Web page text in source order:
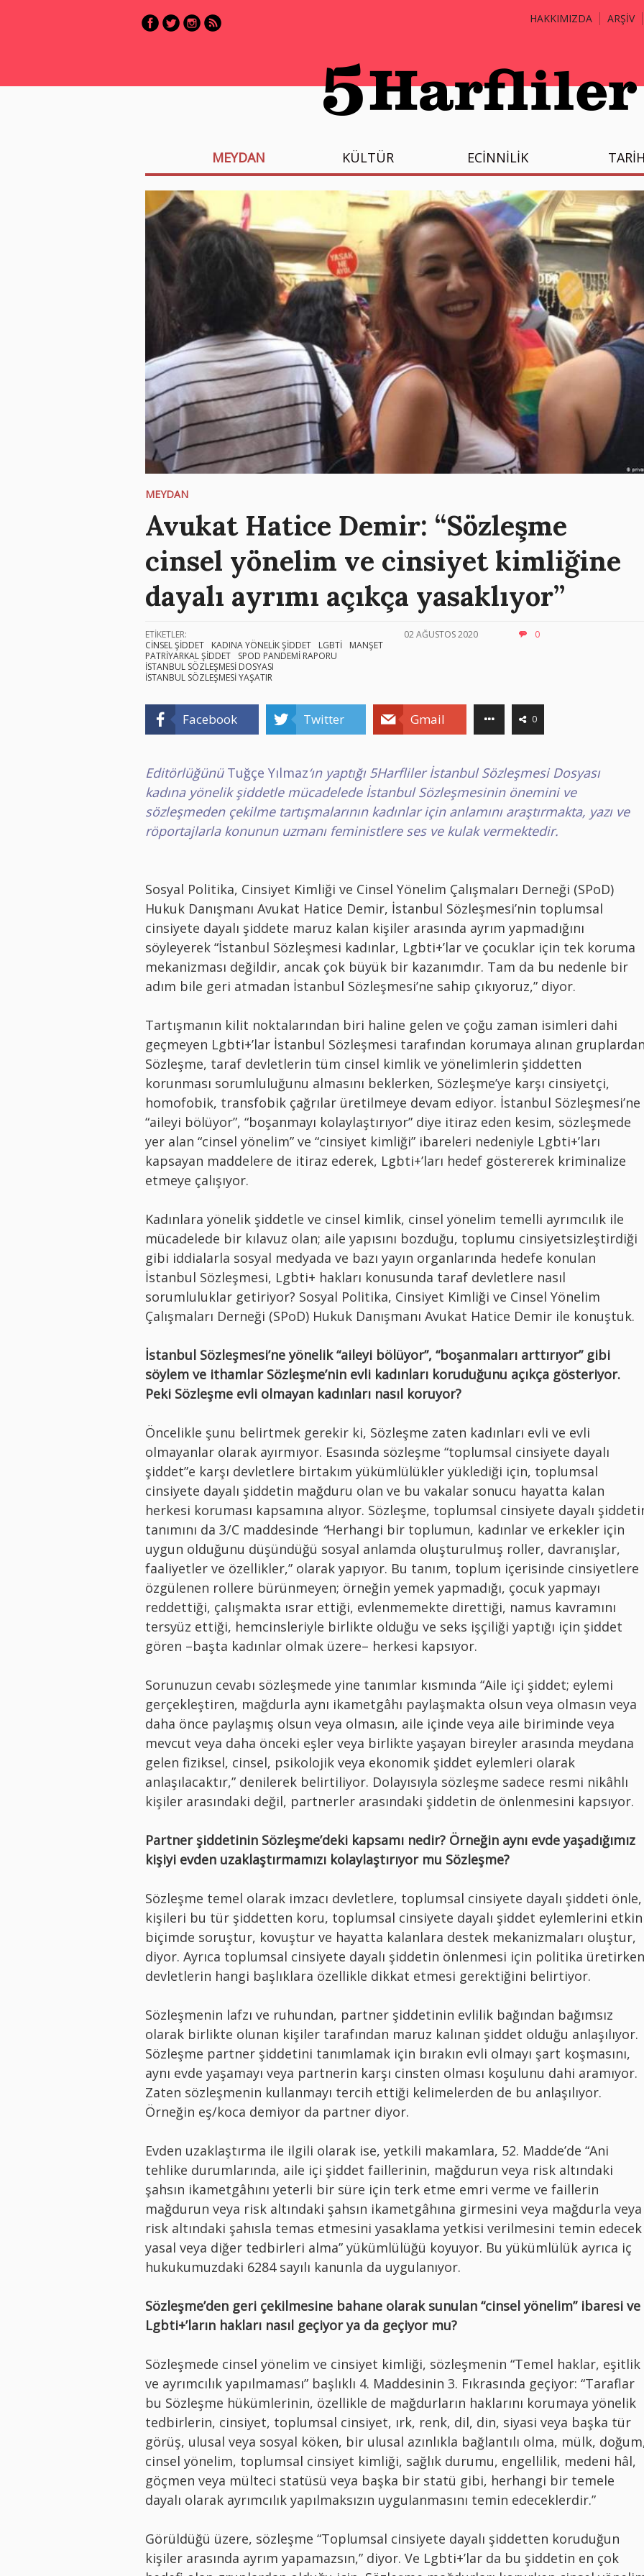
HAKKIMIZDA ARŞİV
MEYDAN KÜLTÜR ECİNNİLİK
MEYDAN
Avukat Hatice Demir: “Sözleşme
cinsel yönelim ve cinsiyet kimliğine
dayalı ayrımı açıkça yasaklıyor”
ETİKETLER:
CİNSEL ŞİDDET
KADINA YÖNELİK ŞİDDET LGBTİ
MANŞET
PATRİYARKAL ŞİDDET
SPOD PANDEMİ RAPORU
İSTANBUL SÖZLEŞMESİ DOSYASI
İSTANBUL SÖZLEŞMESİ YAŞATIR
02 AĞUSTOS 2020 0
Facebook Twitter Gmail 0
Editörlüğünü Tuğçe Yılmaz‘ın yaptığı 5Harfliler İstanbul Sözleşmesi Dosyası
kadına yönelik şiddetle mücadelede İstanbul Sözleşmesinin önemini ve
sözleşmeden çekilme tartışmalarının kadınlar için anlamını araştırmakta, yazı ve
röportajlarla konunun uzmanı feministlere ses ve kulak vermektedir.
Sosyal Politika, Cinsiyet Kimliği ve Cinsel Yönelim Çalışmaları Derneği (SPoD)
Hukuk Danışmanı Avukat Hatice Demir, İstanbul Sözleşmesi’nin toplumsal
cinsiyete dayalı şiddete maruz kalan kişiler arasında ayrım yapmadığını
söyleyerek “İstanbul Sözleşmesi kadınlar, Lgbti+’lar ve çocuklar için tek koruma
mekanizması değildir, ancak çok büyük bir kazanımdır. Tam da bu nedenle bir
adım bile geri atmadan İstanbul Sözleşmesi’ne sahip çıkıyoruz,” diyor.
Tartışmanın kilit noktalarından biri haline gelen ve çoğu zaman isimleri dahi
geçmeyen Lgbti+’lar İstanbul Sözleşmesi tarafından korumaya alınan
Sözleşme, taraf devletlerin tüm cinsel kimlik ve yönelimlerin şiddetten
korunması sorumluluğunu almasını beklerken, Sözleşme’ye karşı cinsiyetçi,
homofobik, transfobik çağrılar üretilmeye devam ediyor. İstanbul Sözleşmesi’ne
“aileyi bölüyor”, “boşanmayı kolaylaştırıyor” diye itiraz eden kesim, sözleşmede
yer alan “cinsel yönelim” ve “cinsiyet kimliği” ibareleri nedeniyle Lgbti+’ları
kapsayan maddelere de itiraz ederek, Lgbti+’ları hedef göstererek kriminalize
etmeye çalışıyor.
Kadınlara yönelik şiddetle ve cinsel kimlik, cinsel yönelim temelli ayrımcılık ile
mücadelede bir kılavuz olan; aile yapısını bozduğu, toplumu cinsiyetsizleştirdiği
gibi iddialarla sosyal medyada ve bazı yayın organlarında hedefe konulan
İstanbul Sözleşmesi, Lgbti+ hakları konusunda taraf devletlere nasıl
sorumluluklar getiriyor? Sosyal Politika, Cinsiyet Kimliği ve Cinsel Yönelim
Çalışmaları Derneği (SPoD) Hukuk Danışmanı Avukat Hatice Demir ile konuştuk.
İstanbul Sözleşmesi’ne yönelik “aileyi bölüyor”, “boşanmaları arttırıyor” gibi
söylem ve ithamlar Sözleşme’nin evli kadınları koruduğunu açıkça gösteriyor.
Peki Sözleşme evli olmayan kadınları nasıl koruyor?
Öncelikle şunu belirtmek gerekir ki, Sözleşme zaten kadınları evli ve evli
olmayanlar olarak ayırmıyor. Esasında sözleşme “toplumsal cinsiyete dayalı
şiddet”e karşı devletlere birtakım yükümlülükler yüklediği için, toplumsal
cinsiyete dayalı şiddetin mağduru olan ve bu vakalar sonucu hayatta kalan
herkesi koruması kapsamına alıyor. Sözleşme, toplumsal cinsiyete dayalı
tanımını da 3/C maddesinde “Herhangi bir toplumun, kadınlar ve erkekler için
uygun olduğunu düşündüğü sosyal anlamda oluşturulmuş roller, davranışlar,
faaliyetler ve özellikler,” olarak yapıyor. Bu tanım, toplum içerisinde cinsiyetlere
özgülenen rollere bürünmeyen; örneğin yemek yapmadığı, çocuk yapmayı
reddettiği, çalışmakta ısrar ettiği, evlenmemekte direttiği, namus kavramını
tersyüz ettiği, hemcinsleriyle birlikte olduğu ve seks işçiliği yaptığı için şiddet
gören –başta kadınlar olmak üzere– herkesi kapsıyor.
Sorunuzun cevabı sözleşmede yine tanımlar kısmında “Aile içi şiddet; eylemi
gerçekleştiren, mağdurla aynı ikametgâhı paylaşmakta olsun veya olmasın veya
daha önce paylaşmış olsun veya olmasın, aile içinde veya aile biriminde veya
mevcut veya daha önceki eşler veya birlikte yaşayan bireyler arasında meydana
gelen fiziksel, cinsel, psikolojik veya ekonomik şiddet eylemleri olarak
anlaşılacaktır,” denilerek belirtiliyor. Dolayısıyla sözleşme sadece resmi nikâhlı
kişiler arasındaki değil, partnerler arasındaki şiddetin de önlenmesini kapsıyor.
Partner şiddetinin Sözleşme’deki kapsamı nedir? Örneğin aynı evde yaşadığımız
kişiyi evden uzaklaştırmamızı kolaylaştırıyor mu Sözleşme?
Sözleşme temel olarak imzacı devletlere, toplumsal cinsiyete dayalı şiddeti önle,
kişileri bu tür şiddetten koru, toplumsal cinsiyete dayalı şiddet eylemlerini etkin
biçimde soruştur, kovuştur ve hayatta kalanlara destek mekanizmaları oluştur,
diyor. Ayrıca toplumsal cinsiyete dayalı şiddetin önlenmesi için politika üretirken
devletlerin hangi başlıklara özellikle dikkat etmesi gerektiğini belirtiyor.
Sözleşmenin lafzı ve ruhundan, partner şiddetinin evlilik bağından bağımsız
olarak birlikte olunan kişiler tarafından maruz kalınan şiddet olduğu anlaşılıyor.
Sözleşme partner şiddetini tanımlamak için bırakın evli olmayı şart koşmasını,
aynı evde yaşamayı veya partnerin karşı cinsten olması koşulunu dahi aramıyor.
Zaten sözleşmenin kullanmayı tercih ettiği kelimelerden de bu anlaşılıyor.
Örneğin eş/koca demiyor da partner diyor.
Evden uzaklaştırma ile ilgili olarak ise, yetkili makamlara, 52. Madde’de “Ani
tehlike durumlarında, aile içi şiddet faillerinin, mağdurun veya risk altındaki
şahsın ikametgâhını yeterli bir süre için terk etme emri verme ve faillerin
mağdurun veya risk altındaki şahsın ikametgâhına girmesini veya mağdurla veya
risk altındaki şahısla temas etmesini yasaklama yetkisi verilmesini temin edecek
yasal veya diğer tedbirleri alma” yükümlülüğü koyuyor. Bu yükümlülük ayrıca iç
hukukumuzdaki 6284 sayılı kanunla da uygulanıyor.
Sözleşme’den geri çekilmesine bahane olarak sunulan “cinsel yönelim” ibaresi ve
Lgbti+’ların hakları nasıl geçiyor ya da geçiyor mu?
Sözleşmede cinsel yönelim ve cinsiyet kimliği, sözleşmenin “Temel haklar, eşitlik
ve ayrımcılık yapılmaması” başlıklı 4. Maddesinin 3. Fıkrasında geçiyor: “Taraflar
bu Sözleşme hükümlerinin, özellikle de mağdurların haklarını korumaya yönelik
tedbirlerin, cinsiyet, toplumsal cinsiyet, ırk, renk, dil, din, siyasi veya başka tür
görüş, ulusal veya sosyal köken, bir ulusal azınlıkla bağlantılı olma, mülk,
cinsel yönelim, toplumsal cinsiyet kimliği, sağlık durumu, engellilik, medeni hâl,
göçmen veya mülteci statüsü veya başka bir statü gibi, herhangi bir temele
dayalı olarak ayrımcılık yapılmaksızın uygulanmasını temin edeceklerdir.”
Görüldüğü üzere, sözleşme “Toplumsal cinsiyete dayalı şiddetten koruduğun
kişiler arasında ayrım yapamazsın,” diyor. Ve Lgbti+’lar da bu şiddetin en çok